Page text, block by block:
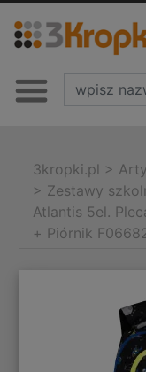
3kropki.pl >
> Zestawy
Atlantis 5el.
+ Piórnik